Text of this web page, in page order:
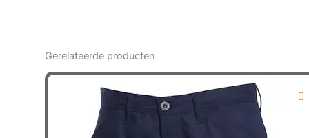
Gerelateerde producten